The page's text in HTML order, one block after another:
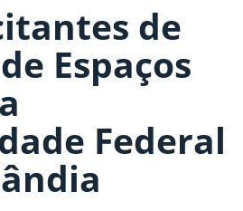
de
Espaços
Federal